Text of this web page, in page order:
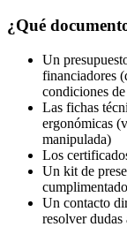
¿Qué
Un
financiadores
condiciones
Las fichas
ergonómicas
manipulada)
Los
Un kit de
Un contacto
resolver dudas